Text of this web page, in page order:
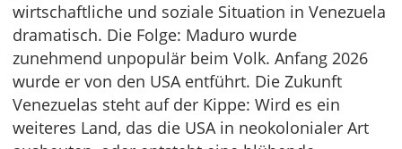
wirtschaftliche und soziale Situation in Venezuela
dramatisch. Die Folge: Maduro wurde
zunehmend unpopulär beim Volk. Anfang 2026
wurde er von den USA entführt. Die Zukunft
Venezuelas steht auf der Kippe: Wird es ein
weiteres Land, das die USA in neokolonialer Art